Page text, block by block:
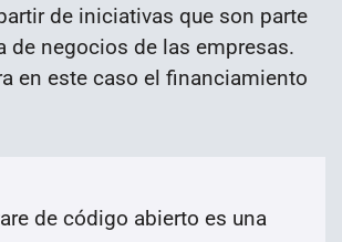
de iniciativas que son parte
de negocios de las empresas.
en este caso el financiamiento
de código abierto es una